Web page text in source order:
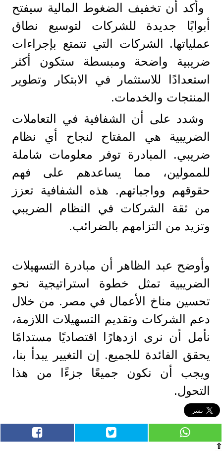
وأكد أن تخفيف الضغوط المالية سيفتح
أبوابًا جديدة للشركات لتوسيع نطاق
عملياتها. الشركات التي تتمتع بإجراءات
ضريبية واضحة ومبسطة ستكون أكثر
استعدادًا للاستثمار في الابتكار وتطوير
المنتجات والخدمات.
وشدد على أن الشفافية في التعاملات
الضريبية هي المفتاح لنجاح أي نظام
ضريبي. المبادرة توفر معلومات شاملة
للممولين، مما يساعدهم على فهم
حقوقهم وواجباتهم. هذه الشفافية تعزز
من ثقة الشركات في النظام الضريبي
وتزيد من التزامهم بالضرائب.
وأوضح عبد الظاهر أن مبادرة التسهيلات
الضريبية تمثل خطوة استراتيجية نحو
تحسين مناخ الأعمال في مصر. من خلال
دعم الشركات وتقديم التسهيلات اللازمة،
نأمل أن نرى ازدهارًا اقتصاديًا مستدامًا
يحقق الفائدة للجميع. إن التغيير يبدأ بنا،
ويجب أن نكون جميعًا جزءًا من هذا
التحول.
⇧